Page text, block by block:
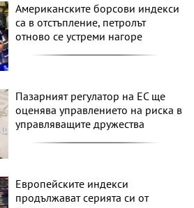
Американските борсови индекси
са в отстъпление, петролът
отново се устреми нагоре
Пазарният регулатор на ЕС ще
оценява управлението на риска в
управляващите дружества
Европейските индекси
продължават серията си от